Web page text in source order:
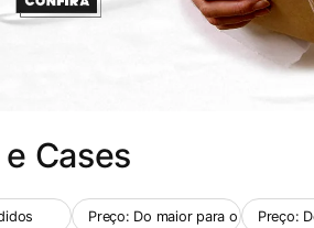
Cases
Preço: Do maior para o menor
Preço: